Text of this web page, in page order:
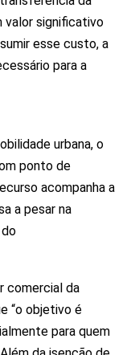
valor significativo
esse custo, a
para a
urbana, o
ponto de
acompanha a
a pesar na
comercial da
“o objetivo é
para quem